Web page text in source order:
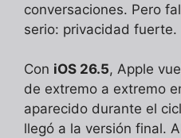
conversaciones. Pero
serio: privacidad fuerte.
Con iOS 26.5, Apple
de extremo a extremo
aparecido durante el
llegó a la versión final.